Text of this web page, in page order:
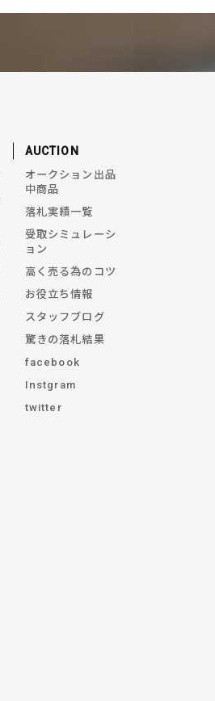
AUCTION
オークション出品
中商品
落札実績一覧
受取シミュレーシ
ョン
高く売る為のコツ
お役立ち情報
スタッフブログ
驚きの落札結果
facebook
Instgram
twitter